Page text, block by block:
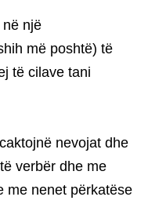
një
më poshtë) të
të cilave tani
nevojat dhe
verbër dhe me
me nenet përkatëse